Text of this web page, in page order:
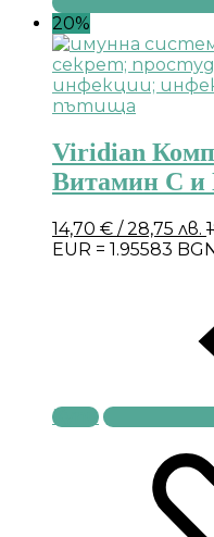
20%
Viridian
Витамин С и
14,70 € / 28,75 лв.
EUR = 1.95583
Купи